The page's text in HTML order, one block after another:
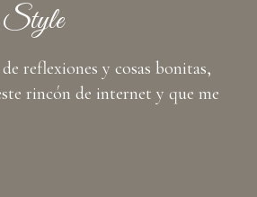
reflexiones y cosas bonitas,
rincón de internet y que me